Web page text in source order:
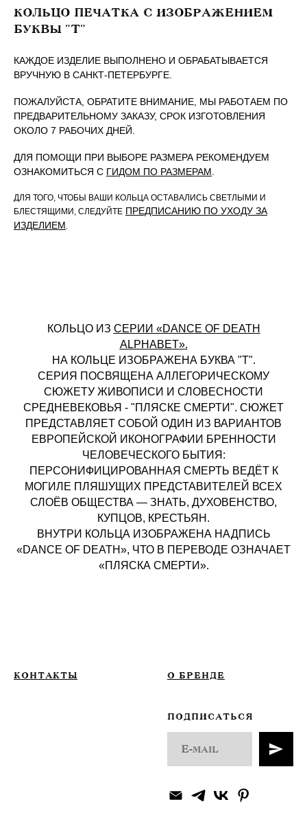
КОЛЬЦО ПЕЧАТКА С ИЗОБРАЖЕНИЕМ
БУКВЫ "T"
КАЖДОЕ ИЗДЕЛИЕ ВЫПОЛНЕНО И ОБРАБАТЫВАЕТСЯ
ВРУЧНУЮ В САНКТ-ПЕТЕРБУРГЕ.
ПОЖАЛУЙСТА, ОБРАТИТЕ ВНИМАНИЕ, МЫ РАБОТАЕМ ПО
ПРЕДВАРИТЕЛЬНОМУ ЗАКАЗУ, СРОК ИЗГОТОВЛЕНИЯ
ОКОЛО 7 РАБОЧИХ ДНЕЙ.
ДЛЯ ПОМОЩИ ПРИ ВЫБОРЕ РАЗМЕРА РЕКОМЕНДУЕМ
ОЗНАКОМИТЬСЯ С ГИДОМ ПО РАЗМЕРАМ.
ДЛЯ ТОГО, ЧТОБЫ ВАШИ КОЛЬЦА ОСТАВАЛИСЬ СВЕТЛЫМИ И
БЛЕСТЯЩИМИ, СЛЕДУЙТЕ ПРЕДПИСАНИЮ ПО УХОДУ ЗА
ИЗДЕЛИЕМ.
КОЛЬЦО ИЗ СЕРИИ «DANCE OF DEATH
ALPHABET».
НА КОЛЬЦЕ ИЗОБРАЖЕНА БУКВА "T".
СЕРИЯ ПОСВЯЩЕНА АЛЛЕГОРИЧЕСКОМУ
СЮЖЕТУ ЖИВОПИСИ И СЛОВЕСНОСТИ
СРЕДНЕВЕКОВЬЯ - "ПЛЯСКЕ СМЕРТИ". СЮЖЕТ
ПРЕДСТАВЛЯЕТ СОБОЙ ОДИН ИЗ ВАРИАНТОВ
ЕВРОПЕЙСКОЙ ИКОНОГРАФИИ БРЕННОСТИ
ЧЕЛОВЕЧЕСКОГО БЫТИЯ:
ПЕРСОНИФИЦИРОВАННАЯ СМЕРТЬ ВЕДЁТ К
МОГИЛЕ ПЛЯШУЩИХ ПРЕДСТАВИТЕЛЕЙ ВСЕХ
СЛОЁВ ОБЩЕСТВА — ЗНАТЬ, ДУХОВЕНСТВО,
КУПЦОВ, КРЕСТЬЯН.
ВНУТРИ КОЛЬЦА ИЗОБРАЖЕНА НАДПИСЬ
«DANCE OF DEATH», ЧТО В ПЕРЕВОДЕ ОЗНАЧАЕТ
«ПЛЯСКА СМЕРТИ».
КОНТАКТЫ О БРЕНДЕ
ПОДПИСАТЬСЯ